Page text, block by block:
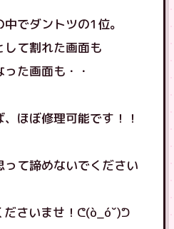
でダントツの1位。
して割れた画面も
た画面も・・
ほぼ修理可能です！！
て諦めないでください
さいませ！ᕦ(ò_óˇ)ᕤ